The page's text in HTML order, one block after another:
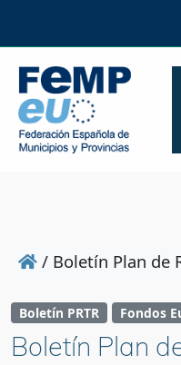
/ Boletín Plan de
Boletín PRTR Fondos
Boletín Plan